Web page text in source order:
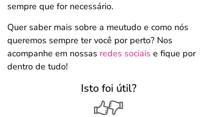
sempre que for necessário.
Quer saber mais sobre a meutudo e como nós
queremos sempre ter você por perto? Nos
acompanhe em nossas redes sociais e fique por
dentro de tudo!
Isto foi útil?